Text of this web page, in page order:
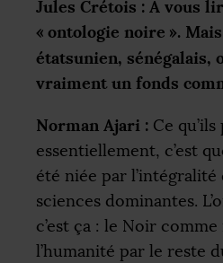
Jules Crétois : À vous
« ontologie noire ».
étatsunien, sénégalais,
vraiment un fonds
Norman Ajari : Ce
essentiellement, c’est
été niée par l’intégralité
sciences dominantes.
c’est ça : le Noir
l’humanité par le reste